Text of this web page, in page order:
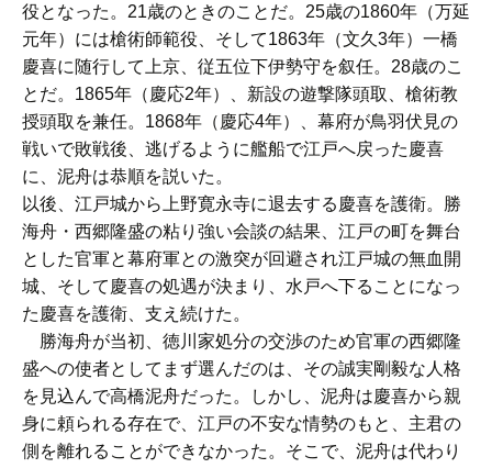
役となった。21歳のときのことだ。25歳の1860年（万延
元年）には槍術師範役、そして1863年（文久3年）一橋
慶喜に随行して上京、従五位下伊勢守を叙任。28歳のこ
とだ。1865年（慶応2年）、新設の遊撃隊頭取、槍術教
授頭取を兼任。1868年（慶応4年）、幕府が鳥羽伏見の
戦いで敗戦後、逃げるように艦船で江戸へ戻った慶喜
に、泥舟は恭順を説いた。
以後、江戸城から上野寛永寺に退去する慶喜を護衛。勝
海舟・西郷隆盛の粘り強い会談の結果、江戸の町を舞台
とした官軍と幕府軍との激突が回避され江戸城の無血開
城、そして慶喜の処遇が決まり、水戸へ下ることになっ
た慶喜を護衛、支え続けた。
勝海舟が当初、徳川家処分の交渉のため官軍の西郷隆
盛への使者としてまず選んだのは、その誠実剛毅な人格
を見込んで高橋泥舟だった。しかし、泥舟は慶喜から親
身に頼られる存在で、江戸の不安な情勢のもと、主君の
側を離れることができなかった。そこで、泥舟は代わり